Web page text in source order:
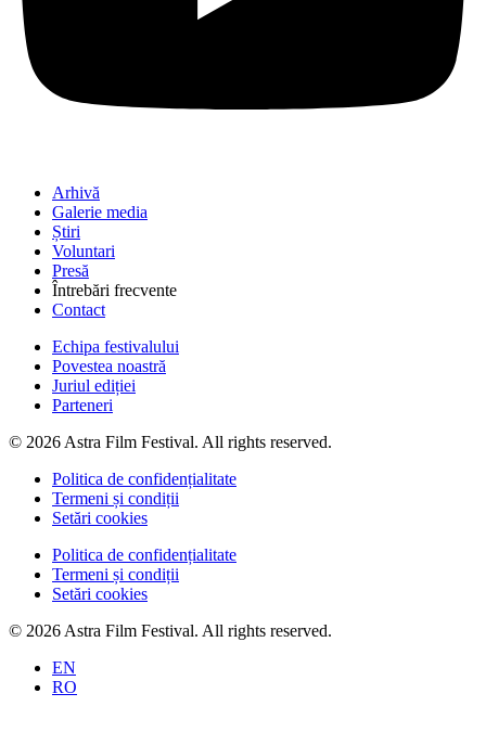
Arhivă
Galerie media
Știri
Voluntari
Presă
Întrebări frecvente
Contact
Echipa festivalului
Povestea noastră
Juriul ediției
Parteneri
© 2026 Astra Film Festival. All rights reserved.
Politica de confidențialitate
Termeni și condiții
Setări cookies
Politica de confidențialitate
Termeni și condiții
Setări cookies
© 2026 Astra Film Festival. All rights reserved.
EN
RO